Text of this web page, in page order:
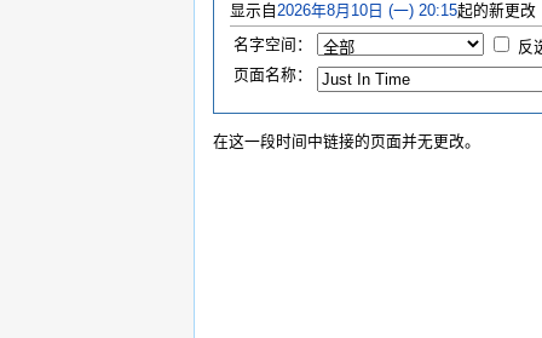
显示自2026年8月10日 (一) 20:15起的新更改
名字空间：
反
页面名称：
在这一段时间中链接的页面并无更改。